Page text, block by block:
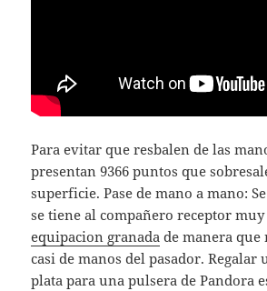
Para evitar que resbalen de las
presentan 9366 puntos que
superficie. Pase de mano a mano:
se tiene al compañero receptor muy
equipacion granada de manera que
casi de manos del pasador. Regalar
plata para una pulsera de Pandora